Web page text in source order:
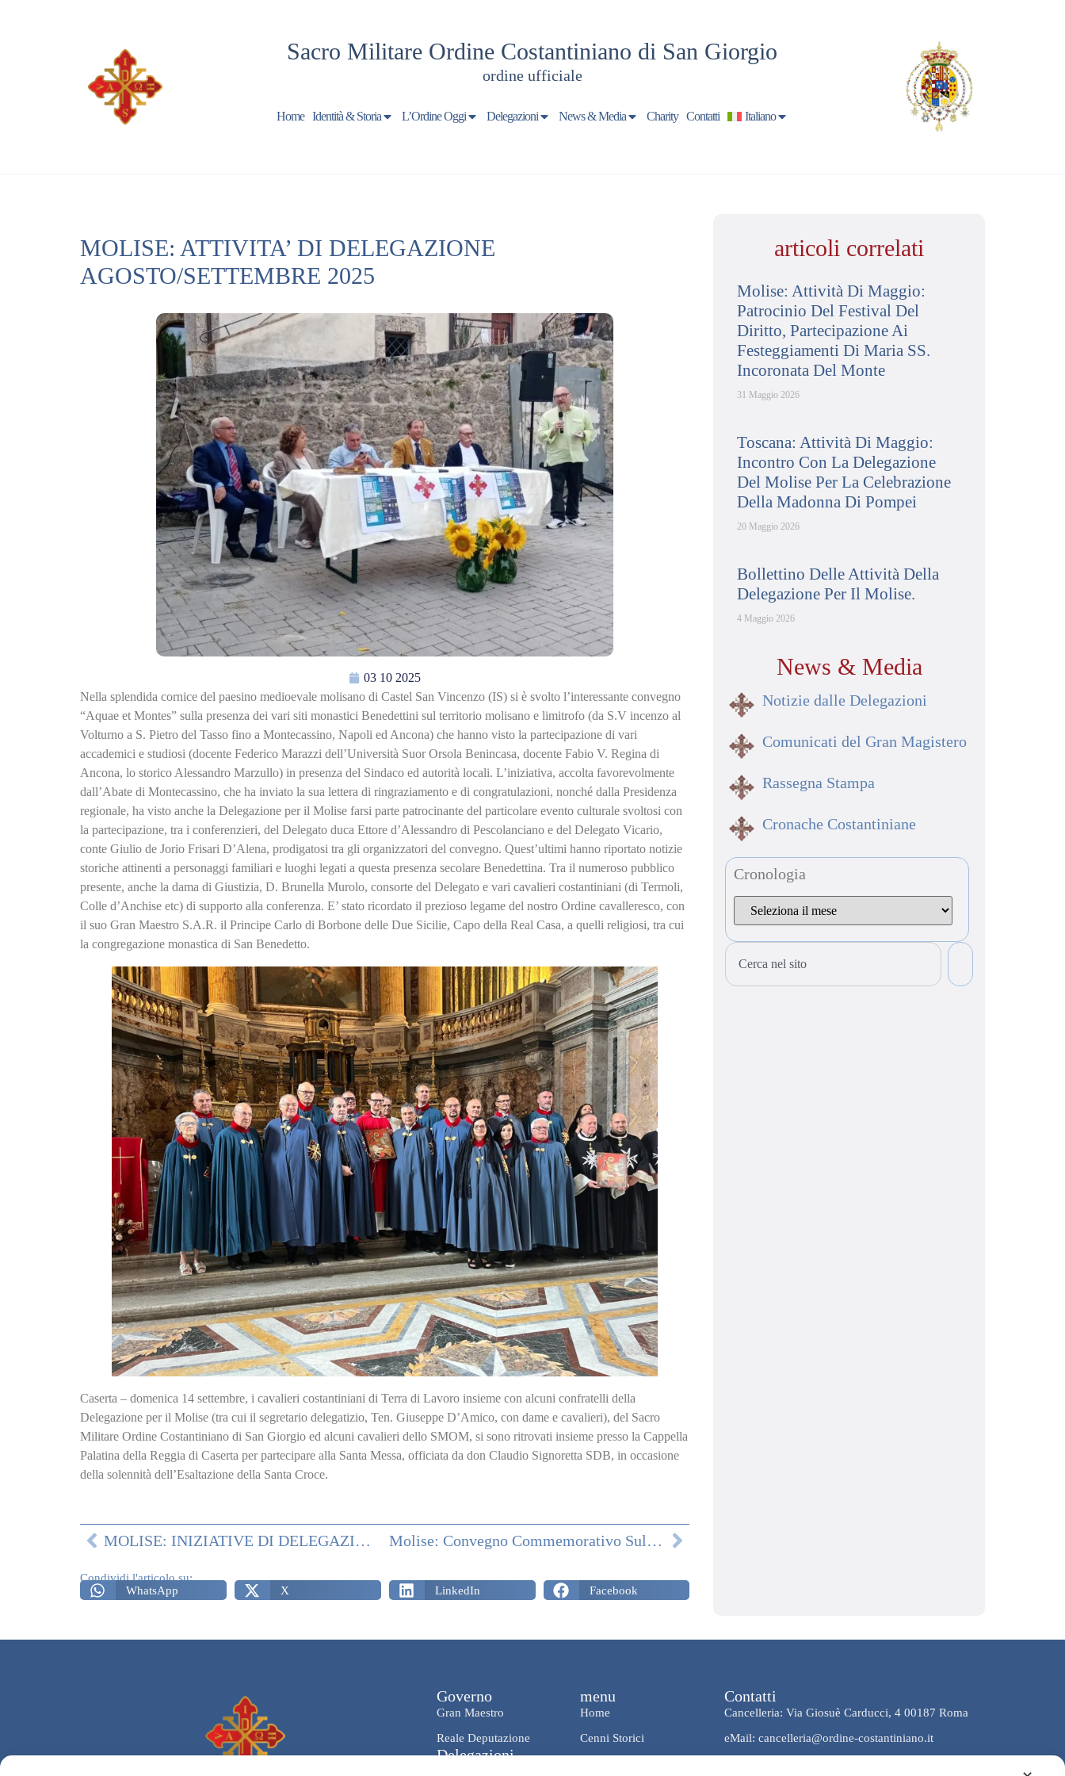
Sacro Militare Ordine Costantiniano di San Giorgio
ordine ufficiale
Home Identità & Storia L’Ordine Oggi Delegazioni News & Media Charity Contatti Italiano
MOLISE: ATTIVITA’ DI DELEGAZIONE
AGOSTO/SETTEMBRE 2025
03 10 2025
Nella splendida cornice del paesino medioevale molisano di Castel San Vincenzo (IS) si è svolto l’interessante convegno
“Aquae et Montes” sulla presenza dei vari siti monastici Benedettini sul territorio molisano e limitrofo (da S.V incenzo al
Volturno a S. Pietro del Tasso fino a Montecassino, Napoli ed Ancona) che hanno visto la partecipazione di vari
accademici e studiosi (docente Federico Marazzi dell’Università Suor Orsola Benincasa, docente Fabio V. Regina di
Ancona, lo storico Alessandro Marzullo) in presenza del Sindaco ed autorità locali. L’iniziativa, accolta favorevolmente
dall’Abate di Montecassino, che ha inviato la sua lettera di ringraziamento e di congratulazioni, nonché dalla Presidenza
regionale, ha visto anche la Delegazione per il Molise farsi parte patrocinante del particolare evento culturale svoltosi con
la partecipazione, tra i conferenzieri, del Delegato duca Ettore d’Alessandro di Pescolanciano e del Delegato Vicario,
conte Giulio de Jorio Frisari D’Alena, prodigatosi tra gli organizzatori del convegno. Quest’ultimi hanno riportato notizie
storiche attinenti a personaggi familiari e luoghi legati a questa presenza secolare Benedettina. Tra il numeroso pubblico
presente, anche la dama di Giustizia, D. Brunella Murolo, consorte del Delegato e vari cavalieri costantiniani (di Termoli,
Colle d’Anchise etc) di supporto alla conferenza. E’ stato ricordato il prezioso legame del nostro Ordine cavalleresco, con
il suo Gran Maestro S.A.R. il Principe Carlo di Borbone delle Due Sicilie, Capo della Real Casa, a quelli religiosi, tra cui
la congregazione monastica di San Benedetto.
Caserta – domenica 14 settembre, i cavalieri costantiniani di Terra di Lavoro insieme con alcuni confratelli della
Delegazione per il Molise (tra cui il segretario delegatizio, Ten. Giuseppe D’Amico, con dame e cavalieri), del Sacro
Militare Ordine Costantiniano di San Giorgio ed alcuni cavalieri dello SMOM, si sono ritrovati insieme presso la Cappella
Palatina della Reggia di Caserta per partecipare alla Santa Messa, officiata da don Claudio Signoretta SDB, in occasione
della solennità dell’Esaltazione della Santa Croce.
MOLISE: INIZIATIVE DI DELEGAZIONE DA FEBBRAIO AD AGOSTO 2025 Molise: Convegno Commemorativo Sulla “rivolta In Isernia Nel 1860”
Condividi l'articolo su:
WhatsApp
X LinkedIn Facebook
articoli correlati
Molise: Attività Di Maggio:
Patrocinio Del Festival Del
Diritto, Partecipazione Ai
Festeggiamenti Di Maria SS.
Incoronata Del Monte
31 Maggio 2026
Toscana: Attività Di Maggio:
Incontro Con La Delegazione
Del Molise Per La Celebrazione
Della Madonna Di Pompei
20 Maggio 2026
Bollettino Delle Attività Della
Delegazione Per Il Molise.
4 Maggio 2026
News & Media
Notizie dalle Delegazioni
Comunicati del Gran Magistero
Rassegna Stampa
Cronache Costantiniane
Cronologia
Governo
Gran Maestro
Reale Deputazione
Delegazioni
menu
Home
Cenni Storici
Contatti
Cancelleria: Via Giosuè Carducci, 4 00187 Roma
eMail: cancelleria@ordine-costantiniano.it